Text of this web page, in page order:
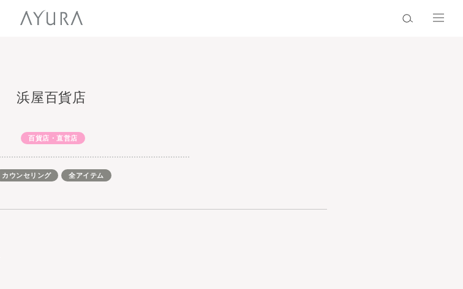
浜屋百貨店
百貨店・直営店
カウンセリング 全アイテム